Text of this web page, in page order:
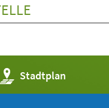
Stadtplan
(Öffnet